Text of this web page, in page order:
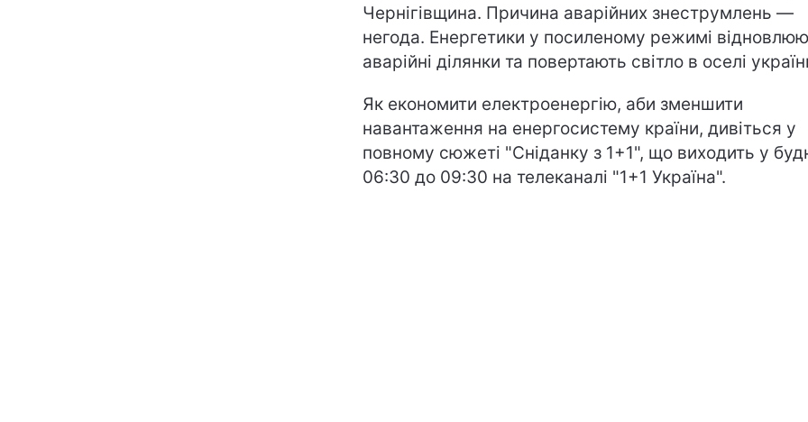
Чернігівщина. Причина аварійних знеструмлень —
негода. Енергетики у посиленому режимі
аварійні ділянки та повертають світло в оселі
Як економити електроенергію, аби зменшити
навантаження на енергосистему країни, дивіться у
повному сюжеті "Сніданку з 1+1", що виходить у
06:30 до 09:30 на телеканалі "1+1 Україна".